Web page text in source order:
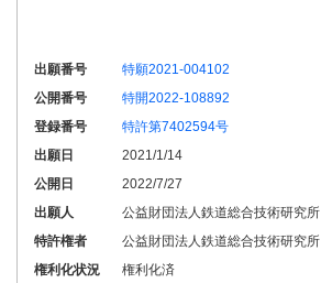
出願番号
特願2021-004102
公開番号
特開2022-108892
登録番号
特許第7402594号
出願日
2021/1/14
公開日
2022/7/27
出願人
公益財団法人鉄道総合技術研究所
特許権者
公益財団法人鉄道総合技術研究所
権利化状況
権利化済